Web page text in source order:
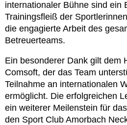
internationaler Bühne sind ein
Trainingsfleiß der
die engagierte Arbeit des
Betreuerteams.
Ein besonderer Dank gilt dem
Comsoft, der das Team
Teilnahme an internationalen
ermöglicht. Die erfolgreichen
ein weiterer Meilenstein für
den Sport Club Amorbach